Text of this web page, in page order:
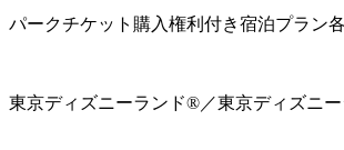
パークチケット購入権利付き宿泊プラン
東京ディズニーランド®／東京ディズニ